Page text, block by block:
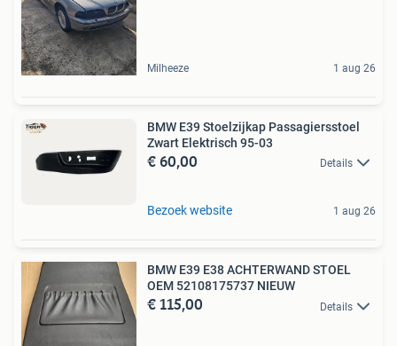
Milheeze 1 aug 26
BMW E39 Stoelzijkap Passagiersstoel
Zwart Elektrisch 95-03
€ 60,00 Details
Bezoek website 1 aug 26
BMW E39 E38 ACHTERWAND STOEL
OEM 52108175737 NIEUW
€ 115,00 Details